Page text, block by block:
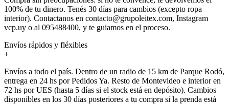
100% de tu dinero. Tenés 30 días para cambios (excepto ropa
interior). Contactanos en contacto@grupoleitex.com, Instagram
vcp.uy o al 095488400, y te guiamos en el proceso.
Envíos rápidos y fléxibles
+
Envíos a todo el país. Dentro de un radio de 15 km de Parque Rodó,
entrega en 24 hs por Pedidos Ya. Resto de Montevideo e interior en
72 hs por UES (hasta 5 días si el stock está en depósito). Cambios
disponibles en los 30 días posteriores a tu compra si la prenda está